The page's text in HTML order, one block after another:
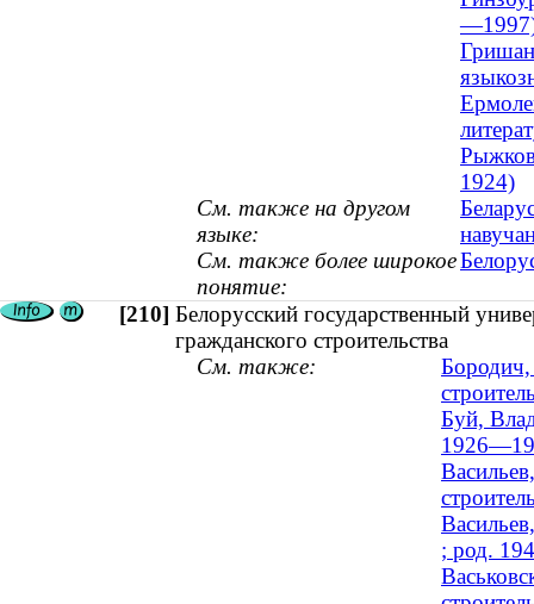
1924)
См. также на другом
языке:
См. также более широкое
понятие:
[210] Белорусский государственный
гражданского строительства
См. также:
Бородич,
Буй,
; род.